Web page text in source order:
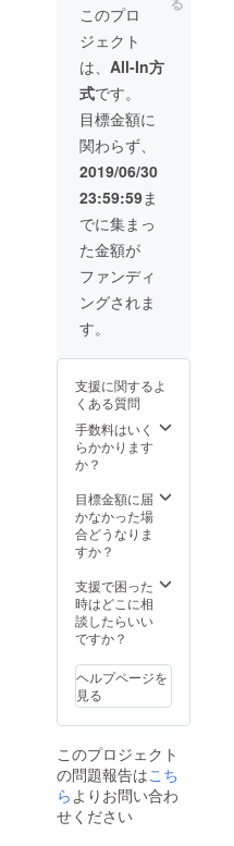
いの場
への参
加費
（１回
500円）
として
お使い
いただ
けま
す。 使
用可能
期間：
2019年
7月15日
～2020
年3月31
日
このプロ
ジェクト
は、 All-In方
式です。
目標金額に
関わらず、
2019/06/30
23:59:59ま
でに集まっ
た金額が
ファンディ
ングされま
す。
支援に関するよ
くある質問
手数料はいく
らかかります
か？
目標金額に届
かなかった場
合どうなりま
すか？
支援で困った
時はどこに相
談したらいい
ですか？
ヘルプページを
見る
このプロジェクト
の問題報告はこち
らよりお問い合わ
せください